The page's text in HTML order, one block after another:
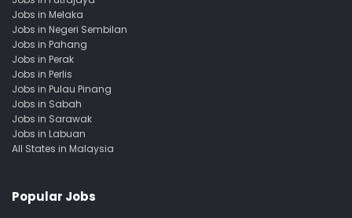
Jobs in Melaka
Jobs in Negeri Sembilan
Jobs in Pahang
Jobs in Perak
Jobs in Perlis
Jobs in Pulau Pinang
Jobs in Sabah
Jobs in Sarawak
Jobs in Labuan
All States in Malaysia
Popular Jobs